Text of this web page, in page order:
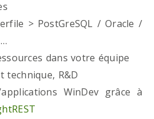
> PostGreSQL / Oracle /
dans votre équipe
R&D
WinDev grâce à